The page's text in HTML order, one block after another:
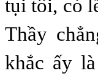
tụi tôi, có
Thầy
khắc ấy